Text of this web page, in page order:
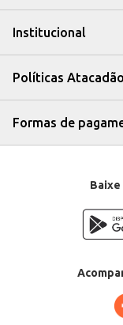
Institucional
Políticas Atacadão
Formas de
Baixe